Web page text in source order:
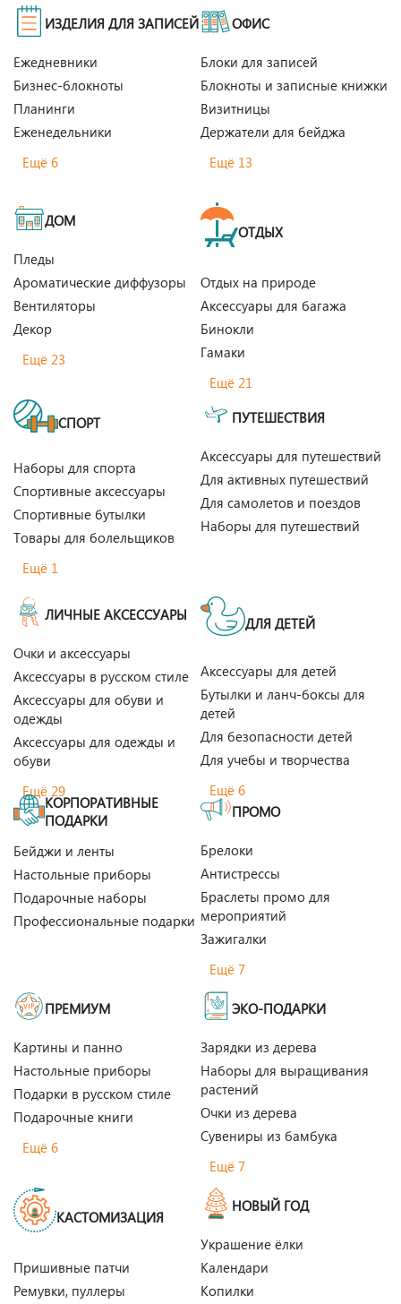
ИЗДЕЛИЯ ДЛЯ ЗАПИСЕЙ
Ежедневники
Бизнес-блокноты
Планинги
Еженедельники
Ещё 6
ОФИС
Блоки для записей
Блокноты и записные книжки
Визитницы
Держатели для бейджа
Ещё 13
ДОМ
Пледы
Ароматические диффузоры
Вентиляторы
Декор
Ещё 23
ОТДЫХ
Отдых на природе
Аксессуары для багажа
Бинокли
Гамаки
Ещё 21
СПОРТ
Наборы для спорта
Спортивные аксессуары
Спортивные бутылки
Товары для болельщиков
Ещё 1
ПУТЕШЕСТВИЯ
Аксессуары для путешествий
Для активных путешествий
Для самолетов и поездов
Наборы для путешествий
ЛИЧНЫЕ АКСЕССУАРЫ
Очки и аксессуары
Аксессуары в русском стиле
Аксессуары для обуви и
одежды
Аксессуары для одежды и
обуви
Ещё 29
ДЛЯ ДЕТЕЙ
Аксессуары для детей
Бутылки и ланч-боксы для
детей
Для безопасности детей
Для учебы и творчества
Ещё 6
КОРПОРАТИВНЫЕ
ПОДАРКИ
Бейджи и ленты
Настольные приборы
Подарочные наборы
Профессиональные подарки
ПРОМО
Брелоки
Антистрессы
Браслеты промо для
мероприятий
Зажигалки
Ещё 7
ПРЕМИУМ
Картины и панно
Настольные приборы
Подарки в русском стиле
Подарочные книги
Ещё 6
ЭКО-ПОДАРКИ
Зарядки из дерева
Наборы для выращивания
растений
Очки из дерева
Сувениры из бамбука
Ещё 7
КАСТОМИЗАЦИЯ
Пришивные патчи
Ремувки, пуллеры
НОВЫЙ ГОД
Украшение ёлки
Календари
Копилки